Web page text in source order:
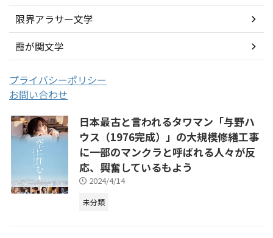
限界アラサー文学
霞が関文学
プライバシーポリシー
お問い合わせ
日本最古と言われるタワマン「与野ハ
ウス（1976完成）」の大規模修繕工事
に一部のマンクラと呼ばれる人々が反
応、興奮しているもよう
2024/4/14
未分類